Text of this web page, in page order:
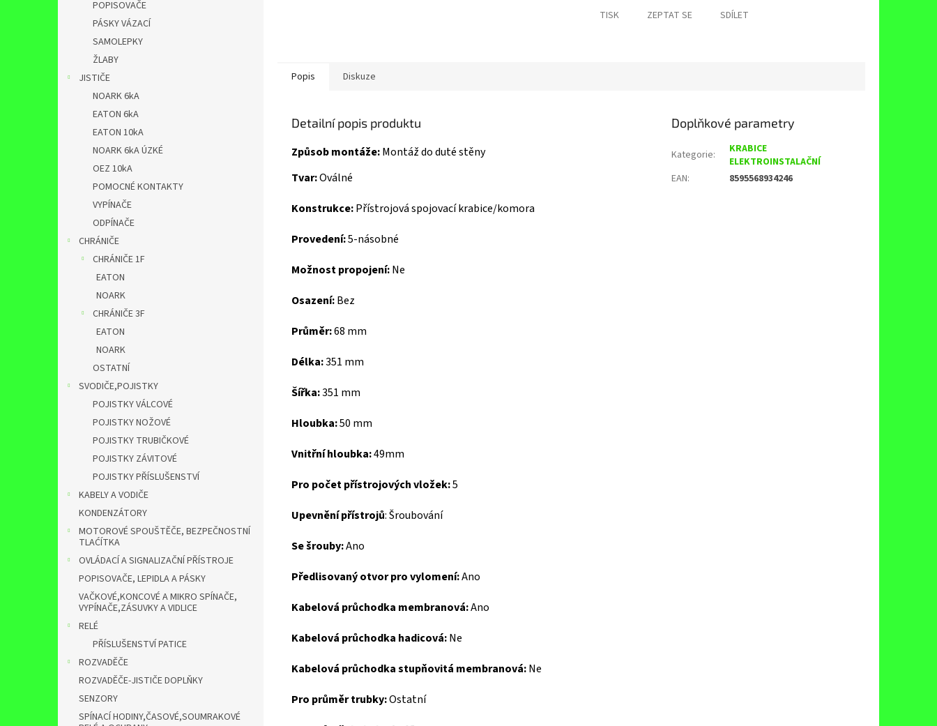
POPISOVAČE
PÁSKY VÁZACÍ
SAMOLEPKY
ŽLABY
JISTIČE
NOARK 6kA
EATON 6kA
EATON 10kA
NOARK 6kA ÚZKÉ
OEZ 10kA
POMOCNÉ KONTAKTY
VYPÍNAČE
ODPÍNAČE
CHRÁNIČE
CHRÁNIČE 1F
EATON
NOARK
CHRÁNIČE 3F
EATON
NOARK
OSTATNÍ
SVODIČE,POJISTKY
POJISTKY VÁLCOVÉ
POJISTKY NOŽOVÉ
POJISTKY TRUBIČKOVÉ
POJISTKY ZÁVITOVÉ
POJISTKY PŘÍSLUŠENSTVÍ
KABELY A VODIČE
KONDENZÁTORY
MOTOROVÉ SPOUŠTĚČE, BEZPEČNOSTNÍ
TLAĆÍTKA
OVLÁDACÍ A SIGNALIZAČNÍ PŘÍSTROJE
POPISOVAČE, LEPIDLA A PÁSKY
VAČKOVÉ,KONCOVÉ A MIKRO SPÍNAČE,
VYPÍNAČE,ZÁSUVKY A VIDLICE
RELÉ
PŘÍSLUŠENSTVÍ PATICE
ROZVADĚČE
ROZVADĚČE-JISTIČE DOPLŇKY
SENZORY
SPÍNACÍ HODINY,ČASOVÉ,SOUMRAKOVÉ
TISK ZEPTAT SE SDÍLET
Popis Diskuze
Detailní popis produktu
Způsob montáže:Montáž do duté stěny
Tvar:Oválné
Konstrukce:Přístrojová spojovací krabice/komora
Provedení:5-násobné
Možnost propojení:Ne
Osazení:Bez
Průměr:68 mm
Délka:351 mm
Šířka:351 mm
Hloubka:50 mm
Vnitřní hloubka:49mm
Pro počet přístrojových vložek:5
Upevnění přístrojů:Šroubování
Se šrouby:Ano
Předlisovaný otvor pro vylomení:Ano
Kabelová průchodka membranová:Ano
Kabelová průchodka hadicová:Ne
Kabelová průchodka stupňovitá membranová:Ne
Pro průměr trubky:Ostatní
Doplňkové parametry
Kategorie:
KRABICE
ELEKTROINSTALAČNÍ
EAN: 8595568934246